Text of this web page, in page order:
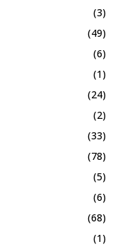
(3)
(49)
(6)
(1)
(24)
(2)
(33)
(78)
(5)
(6)
(68)
(1)